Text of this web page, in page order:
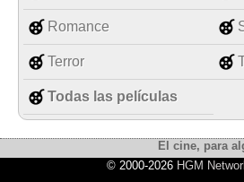
Romance
Terror
Todas las películas
El cine, para
© 2000-2026 HGM